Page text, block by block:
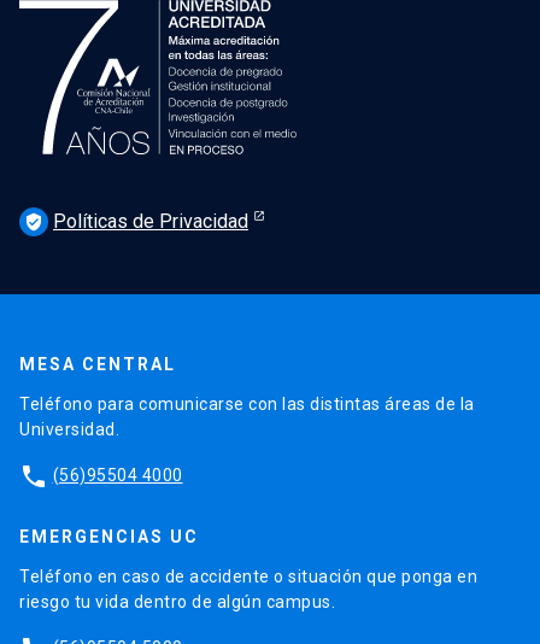
verified_user Políticas de Privacidad
MESA CENTRAL
Teléfono para comunicarse con las distintas áreas de la
Universidad.
phone (56)95504 4000
EMERGENCIAS UC
Teléfono en caso de accidente o situación que ponga en
riesgo tu vida dentro de algún campus.